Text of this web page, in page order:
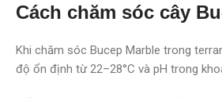
Cách chăm sóc cây
Khi chăm sóc Bucep Marble trong
độ ổn định từ 22–28°C và pH trong